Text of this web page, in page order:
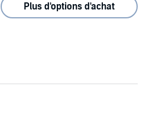
Plus d'options d'achat